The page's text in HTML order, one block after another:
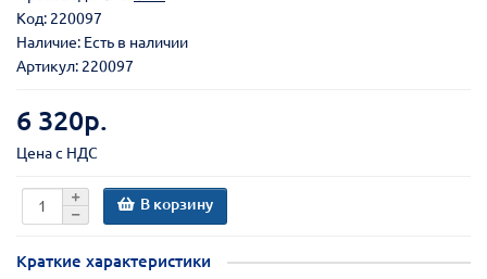
Код: 220097
Наличие: Есть в наличии
Артикул: 220097
6 320р.
Цена с НДС
В корзину
Краткие характеристики